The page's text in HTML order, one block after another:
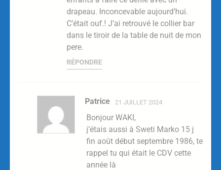
drapeau. Inconcevable aujourd’hui.
C’était ouf.! J’ai retrouvé le collier bar
dans le tiroir de la table de nuit de mon
pere.
RÉPONDRE
Patrice 21 JUILLET 2024
Bonjour WAKI,
j’étais aussi à Sweti Marko 15 j
fin août début septembre 1986, te
rappel tu qui était le CDV cette
année là